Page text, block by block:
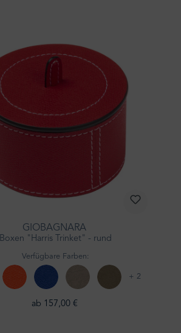
GIOBAGNARA
Boxen "Harris Trinket" - rund
Verfügbare Farben:
+ 2
ab 157,00 €